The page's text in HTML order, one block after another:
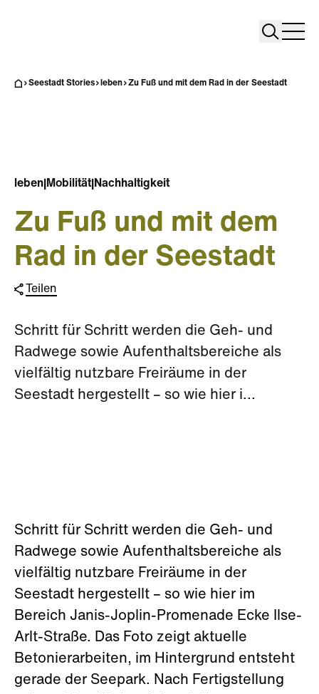
Search
Seestadt Stories leben Zu Fuß und mit dem Rad in der Seestadt
leben Mobilität| Nachhaltigkeit
Zu Fuß und mit dem
Rad in der Seestadt
Teilen
Schritt für Schritt werden die Geh- und
Radwege sowie Aufenthaltsbereiche als
vielfältig nutzbare Freiräume in der
Seestadt hergestellt – so wie hier i...
Schritt für Schritt werden die Geh- und
Radwege sowie Aufenthaltsbereiche als
vielfältig nutzbare Freiräume in der
Seestadt hergestellt – so wie hier im
Bereich Janis-Joplin-Promenade Ecke Ilse-
Arlt-Straße. Das Foto zeigt aktuelle
Betonierarbeiten, im Hintergrund entsteht
gerade der Seepark. Nach Fertigstellung